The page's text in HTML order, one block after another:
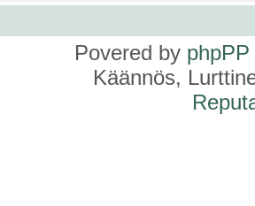
Povered by phpPP
Käännös,